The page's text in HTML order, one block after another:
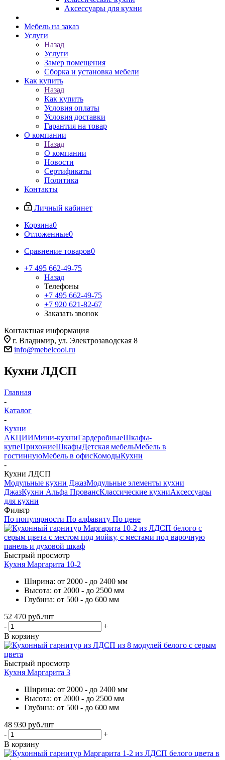
Аксессуары для кухни
Мебель на заказ
Услуги
Назад
Услуги
Замер помещения
Сборка и установка мебели
Как купить
Назад
Как купить
Условия оплаты
Условия доставки
Гарантия на товар
О компании
Назад
О компании
Новости
Сертификаты
Политика
Контакты
Личный кабинет
Корзина0
Отложенные0
Сравнение товаров0
+7 495 662-49-75
Назад
Телефоны
+7 495 662-49-75
+7 920 621-82-67
Заказать звонок
Контактная информация
г. Владимир, ул. Электрозаводская 8
info@mebelcool.ru
Кухни ЛДСП
Главная
-
Каталог
-
Кухни
АКЦИИМини-кухниГардеробныеШкафы-
купеПрихожиеШкафыДетская мебельМебель в
гостиннуюМебель в офисКомодыКухни
-
Кухни ЛДСП
Модульные кухни ДжазМодульные элементы кухни
ДжазКухни Альфа ПровансКлассические кухниАксессуары
для кухни
Фильтр
По популярности По алфавиту По цене
Быстрый просмотр
Кухня Маргарита 10-2
Ширина: от 2000 - до 2400 мм
Высота: от 2000 - до 2500 мм
Глубина: от 500 - до 600 мм
52 470 руб./шт
-
+
В корзину
Быстрый просмотр
Кухня Маргарита 3
Ширина: от 2000 - до 2400 мм
Высота: от 2000 - до 2500 мм
Глубина: от 500 - до 600 мм
48 930 руб./шт
-
+
В корзину